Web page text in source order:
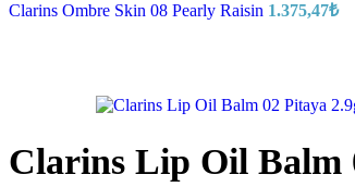
Clarins Ombre Skin 08 Pearly Raisin 1.375,47₺
Clarins Lip Oil Balm